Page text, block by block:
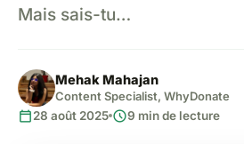
Mais sais-tu…
Mehak Mahajan
Content Specialist, WhyDonate
calendar_today28 août 2025 schedule9 min de lecture